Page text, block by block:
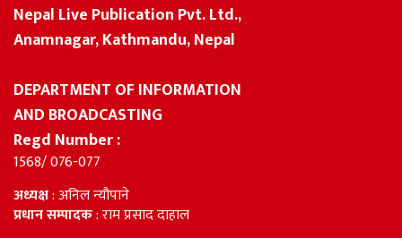
सम्पर्क ठेगाना
Nepal Live Publication Pvt. Ltd.,
DEPARTMENT OF INFORMATION
AND BROADCASTING
Regd Number :
1568/ 076-077
अध्यक्ष: अनिल न्यौपाने